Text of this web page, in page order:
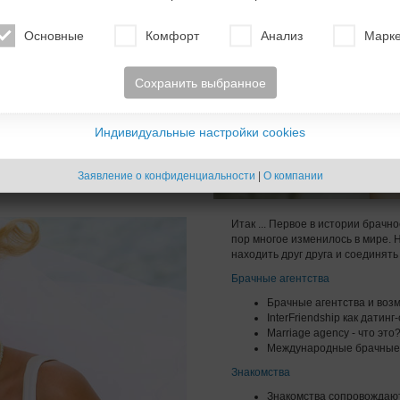
с которыми Вы можете
Итак ... Первое в истории
пор многое изменилось в мире.
находить друг друга и
Брачные агентства
Брачные агентства и
InterFriendship как
Marriage agency - что это?
Международные брачные
Знакомства
Знакомства
Основные Комфорт Анализ
Сохранить выбранное
Индивидуальные настройки cookies
Заявление о конфиденциальности | О компании